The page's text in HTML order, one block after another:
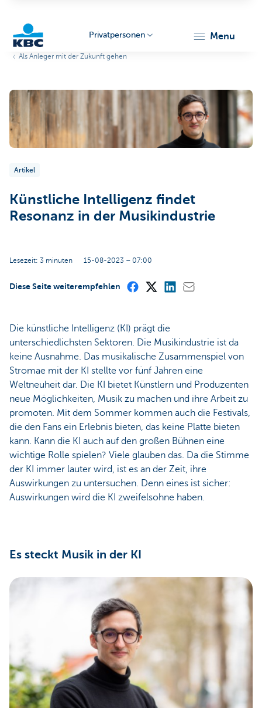
Particulieren
Privatpersonen menu
Als Anleger mit der Zukunft gehen
Artikel
Künstliche Intelligenz findet
Resonanz in der Musikindustrie
Lesezeit: 3 minuten 15-08-2023 – 07:00
Diese Seite weiterempfehlen
Die künstliche Intelligenz (KI) prägt die
unterschiedlichsten Sektoren. Die Musikindustrie ist da
keine Ausnahme. Das musikalische Zusammenspiel von
Stromae mit der KI stellte vor fünf Jahren eine
Weltneuheit dar. Die KI bietet Künstlern und Produzenten
neue Möglichkeiten, Musik zu machen und ihre Arbeit zu
promoten. Mit dem Sommer kommen auch die Festivals,
die den Fans ein Erlebnis bieten, das keine Platte bieten
kann. Kann die KI auch auf den großen Bühnen eine
wichtige Rolle spielen? Viele glauben das. Da die Stimme
der KI immer lauter wird, ist es an der Zeit, ihre
Auswirkungen zu untersuchen. Denn eines ist sicher:
Auswirkungen wird die KI zweifelsohne haben.
Es steckt Musik in der KI